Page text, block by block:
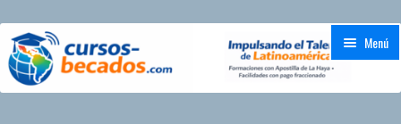
la
al
contenido
Menú